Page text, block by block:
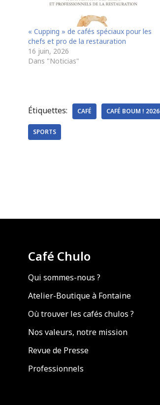
« Cupping » de cafés spéciaux pour les
chefs et pro de la restauration
16 juin, 2026
Dans "Noticias"
Étiquettes: CAFÉ CAFÉ BOUM ! 2026
SPORTS
Café Chulo
Qui sommes-nous ?
Atelier-Boutique à Fontaine
Où trouver les cafés chulos ?
Nos valeurs, notre mission
Revue de Presse
Professionnels